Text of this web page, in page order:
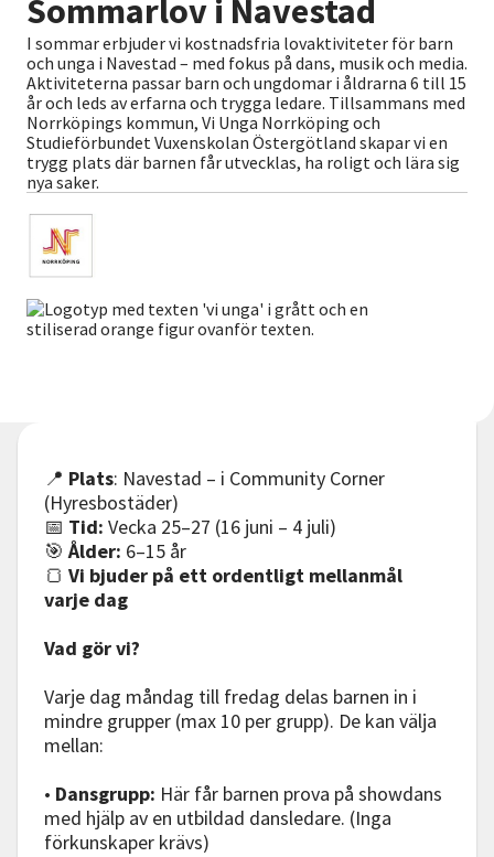
Nyheter
Avdelningar
Lyssna
Sommarlov i Navestad
I sommar erbjuder vi kostnadsfria lovaktiviteter för barn
och unga i Navestad – med fokus på dans, musik och media.
Aktiviteterna passar barn och ungdomar i åldrarna 6 till 15
år och leds av erfarna och trygga ledare. Tillsammans med
Norrköpings kommun, Vi Unga Norrköping och
Studieförbundet Vuxenskolan Östergötland skapar vi en
trygg plats där barnen får utvecklas, ha roligt och lära sig
nya saker.
📍 Plats: Navestad – i Community Corner
(Hyresbostäder)
📅 Tid: Vecka 25–27 (16 juni – 4 juli)
🎯Ålder: 6–15 år
🍞 Vi bjuder på ett ordentligt mellanmål
varje dag
Vad gör vi?
Varje dag måndag till fredag delas barnen in i
mindre grupper (max 10 per grupp). De kan välja
mellan:
• Dansgrupp: Här får barnen prova på showdans
med hjälp av en utbildad dansledare. (Inga
förkunskaper krävs)